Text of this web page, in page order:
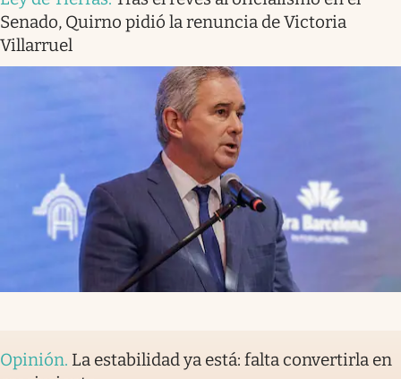
Senado, Quirno pidió la renuncia de Victoria
Villarruel
Opinión. La estabilidad ya está: falta convertirla en